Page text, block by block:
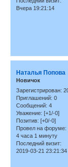
Вчера 19:21:14
Наталья Попова
Новичок
Зарегистрирован:
Приглашений: 0
Сообщений: 4
Уважение: [+1/-0]
Позитив: [+0/-0]
Провел на форуме:
4 часа 1 минуту
Последний визит:
2019-03-21 23:21:34